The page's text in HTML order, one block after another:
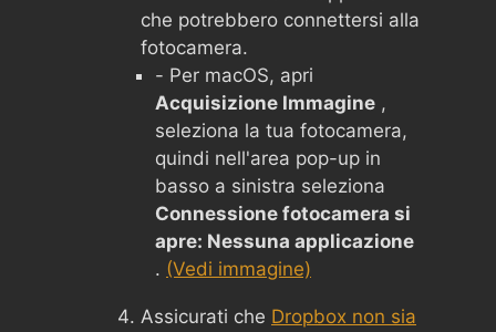
che potrebbero connettersi alla
fotocamera.
- Per macOS, apri
Acquisizione Immagine ,
seleziona la tua fotocamera,
quindi nell'area pop-up in
basso a sinistra seleziona
Connessione fotocamera si
apre: Nessuna applicazione
. (Vedi immagine)
Assicurati che Dropbox non sia